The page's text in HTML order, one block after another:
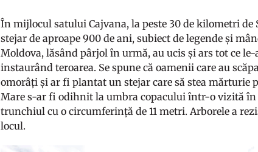
În mijlocul satului Cajvana, la peste 30 de kilometri
stejar de aproape 900 de ani, subiect de legende și
Moldova, lăsând pârjol în urmă, au ucis și ars tot ce
instaurând teroarea. Se spune că oamenii care au
omorâți și ar fi plantat un stejar care să stea mărturie
Mare s-ar fi odihnit la umbra copacului într-o vizită în
trunchiul cu o circumferință de 11 metri. Arborele a
locul.